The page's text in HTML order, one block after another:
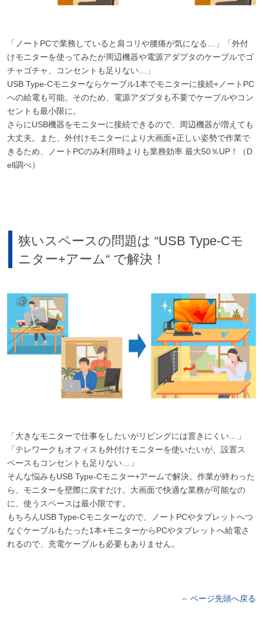
「ノートPCで業務していると肩コリや腰痛が気になる…」「外付
けモニターを使ってみたが周辺機器や電源アダプタのケーブルでゴ
チャゴチャ、コンセントも足りない…」
USB Type-Cモニターならケーブル1本でモニターに接続+ノートPC
への給電も可能。そのため、電源アダプタも不要でケーブルやコン
セントも最小限に。
さらにUSB機器をモニターに接続できるので、周辺機器が増えても
大丈夫。また、外付けモニターにより大画面+正しい姿勢で作業で
きるため、ノートPCのみ利用時よりも業務効率 最大50％UP！（D
ell調べ）
狭いスペースの問題は “USB Type-Cモ
ニター+アーム“ で解決！
「大きなモニターで仕事をしたいがリビングには置きにくい…」
「テレワークもオフィスも外付けモニターを使いたいが、設置ス
ペースもコンセントも足りない…」
そんな悩みもUSB Type-Cモニター+アームで解決。作業が終わった
ら、モニターを壁際に戻すだけ。大画面で快適な業務が可能なの
に、使うスペースは最小限です。
もちろんUSB Type-Cモニターなので、ノートPCやタブレットへつ
なぐケーブルもたった1本+モニターからPCやタブレットへ給電さ
れるので、充電ケーブルも必要もありません。
ページ先頭へ戻る